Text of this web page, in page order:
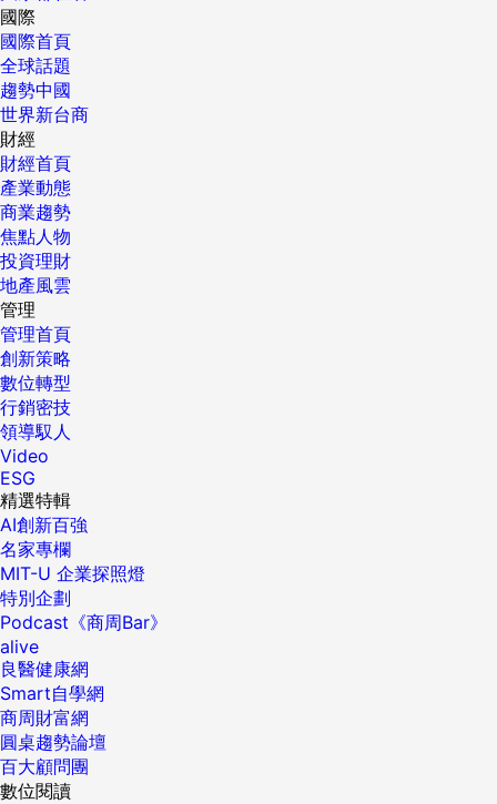
國際
國際首頁
全球話題
趨勢中國
世界新台商
財經
財經首頁
產業動態
商業趨勢
焦點人物
投資理財
地產風雲
管理
管理首頁
創新策略
數位轉型
行銷密技
領導馭人
Video
ESG
精選特輯
AI創新百強
名家專欄
MIT-U 企業探照燈
特別企劃
Podcast《商周Bar》
alive
良醫健康網
Smart自學網
商周財富網
圓桌趨勢論壇
百大顧問團
數位閱讀